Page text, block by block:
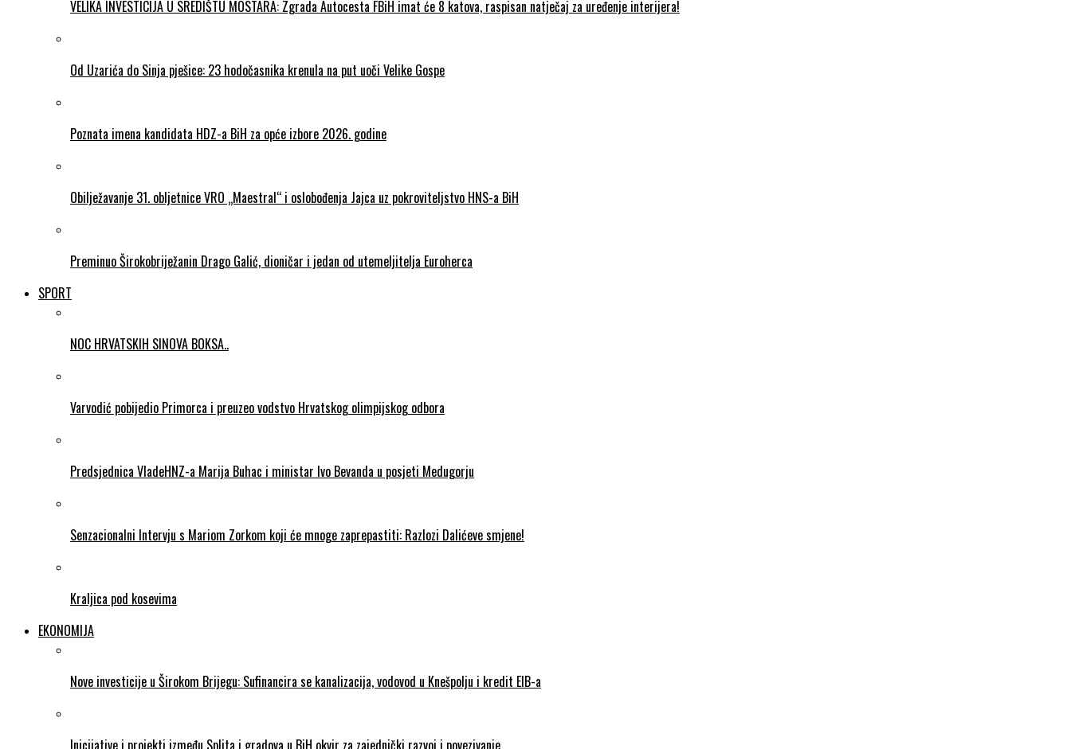
VELIKA INVESTICIJA U SREDIŠTU MOSTARA: Zgrada Autocesta FBiH imat će 8 katova, raspisan natječaj za uređenje interijera!
Od Uzarića do Sinja pješice: 23 hodočasnika krenula na put uoči Velike Gospe
Poznata imena kandidata HDZ-a BiH za opće izbore 2026. godine
Obilježavanje 31. obljetnice VRO „Maestral“ i oslobođenja Jajca uz pokroviteljstvo HNS-a BiH
Preminuo Širokobriježanin Drago Galić, dioničar i jedan od utemeljitelja Euroherca
SPORT
NOC HRVATSKIH SINOVA BOKSA..
Varvodić pobijedio Primorca i preuzeo vodstvo Hrvatskog olimpijskog odbora
Predsjednica VladeHNZ-a Marija Buhac i ministar Ivo Bevanda u posjeti Medugorju
Senzacionalni Intervju s Mariom Zorkom koji će mnoge zaprepastiti: Razlozi Dalićeve smjene!
Kraljica pod kosevima
EKONOMIJA
Nove investicije u Širokom Brijegu: Sufinancira se kanalizacija, vodovod u Knešpolju i kredit EIB-a